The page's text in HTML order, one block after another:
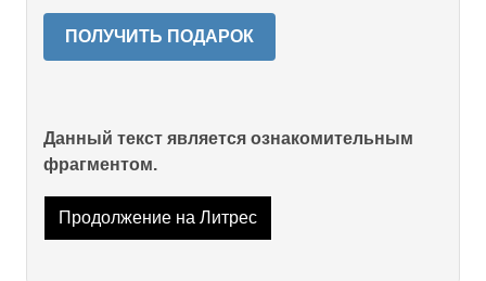
ПОЛУЧИТЬ ПОДАРОК
Данный текст является ознакомительным
фрагментом.
Продолжение на Литрес